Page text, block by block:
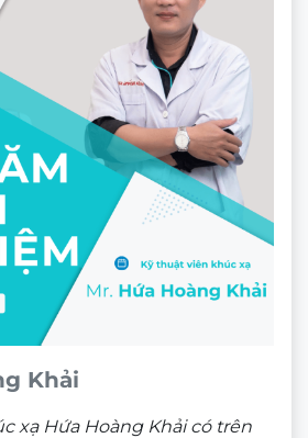
Khải
xạ Hứa Hoàng Khải có trên